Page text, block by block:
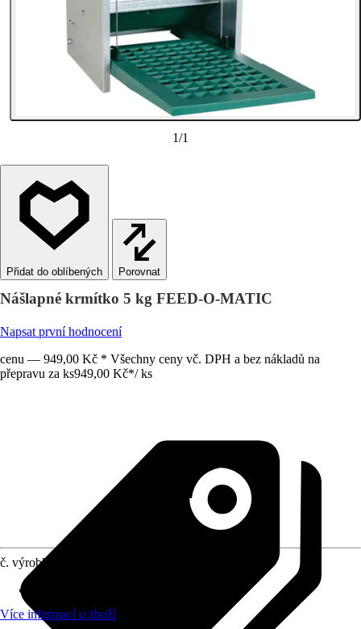
1/1
Porovnat
Nášlapné krmítko 5 kg FEED-O-MATIC
Napsat první hodnocení
cenu — 949,00 Kč * Všechny ceny vč. DPH a bez nákladů na
přepravu za ks949,00 Kč*/ ks
č. výrobku
Více informací o zboží